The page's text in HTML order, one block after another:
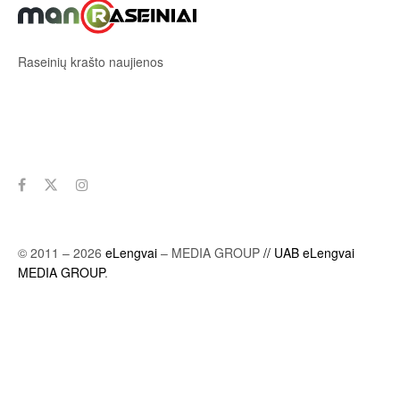
Raseinių krašto naujienos
© 2011 – 2026 eLengvai – MEDIA GROUP // UAB eLengvai
MEDIA GROUP.